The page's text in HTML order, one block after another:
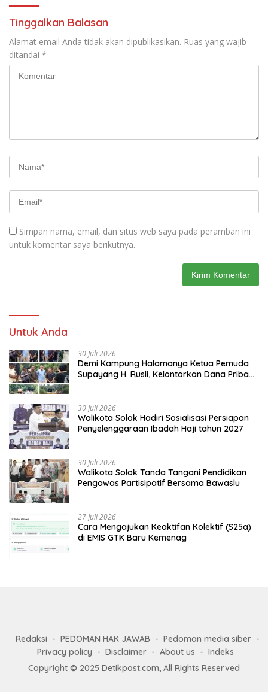
Tinggalkan Balasan
Alamat email Anda tidak akan dipublikasikan. Ruas yang wajib
ditandai *
Simpan nama, email, dan situs web saya pada peramban ini
untuk komentar saya berikutnya.
Untuk Anda
30 Juli 2026
Demi Kampung Halamanya Ketua Pemuda
Supayang H. Rusli, Kelontorkan Dana Pribadi
30 Juli 2026
Walikota Solok Hadiri Sosialisasi Persiapan
Penyelenggaraan Ibadah Haji tahun 2027
30 Juli 2026
Walikota Solok Tanda Tangani Pendidikan
Pengawas Partisipatif Bersama Bawaslu
27 Juli 2026
Cara Mengajukan Keaktifan Kolektif (S25a)
di EMIS GTK Baru Kemenag
Redaksi PEDOMAN HAK JAWAB
Pedoman media siber
Privacy policy
Disclaimer About us
Indeks
Copyright © 2025 Detikpost.com, All Rights Reserved